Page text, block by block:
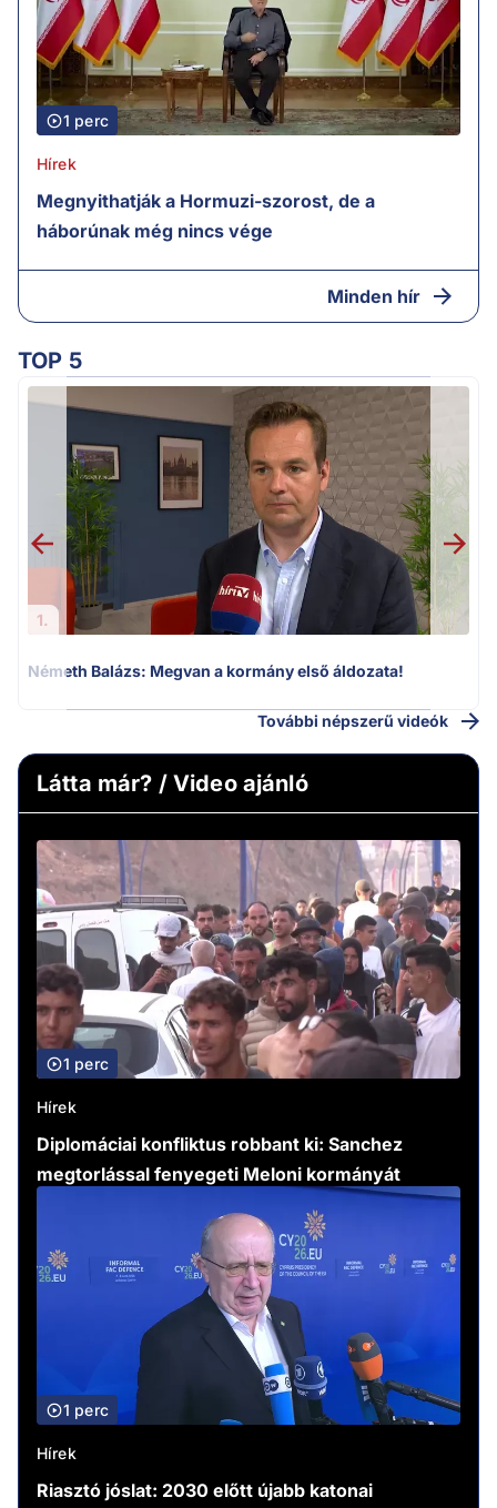
1 perc
Hírek
Megnyithatják a Hormuzi-szorost, de a
háborúnak még nincs vége
Minden hír
TOP 5
1.
Németh Balázs: Megvan a kormány első áldozata!
További népszerű videók
Látta már? / Video ajánló
1 perc
Hírek
Diplomáciai konfliktus robbant ki: Sanchez
megtorlással fenyegeti Meloni kormányát
1 perc
Hírek
Riasztó jóslat: 2030 előtt újabb katonai